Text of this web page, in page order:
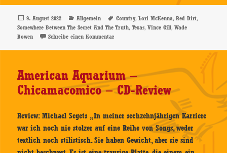
–
Somewhere
Between
The
Truth
CD-
Review
Veröffentlicht
am
9. August 2022 Kategorien
Allgemein Schlagwörter
Country,Lori McKenna,Red Dirt,
Somewhere Between The Secret And The Truth,Texas,Vince Gill,Wade
Bowen
Schreibe einen Kommentarzu Wade Bowen – Somewhere Between The
American Aquarium –
Chicamacomico – CD-Review
Review: Michael Segets „In meiner sechzehnjährigen Karriere
war ich noch nie stolzer auf eine Reihe von Songs, weder
textlich noch stilistisch. Sie haben Gewicht, aber sie sind